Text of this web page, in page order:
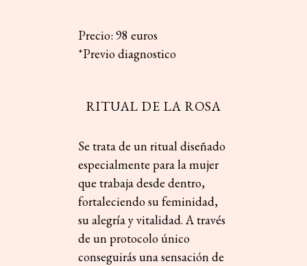
Precio: 98 euros
*Previodiagnostico
RITUAL DE LA ROSA
Se trata de un ritual diseñado
especialmente para la mujer
que trabaja desde dentro,
fortaleciendo su feminidad,
su alegría y vitalidad. A través
de un protocolo único
conseguirás una sensación de